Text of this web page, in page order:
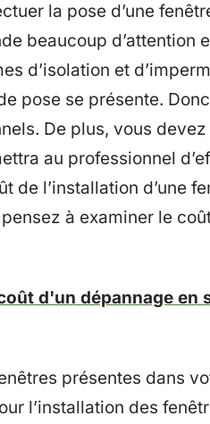
la pose d’une
beaucoup d’attention
d’isolation et
pose se présente.
De plus, vous
au professionnel
de l’installation d’une
à examiner le
d'un dépannage en
présentes dans
l’installation des